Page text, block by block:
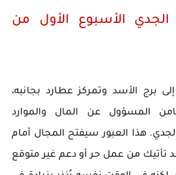
الأسبوع الأول من
برج الأسد وتمركز عطارد بجانبه،
المسؤول عن المال والموارد
هذا العبور سيفتح المجال أمام
تأتيك من عمل حر أو دعم غير متوقع